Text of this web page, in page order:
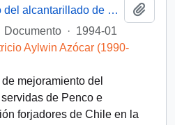
[Obras de mejoramiento del alcantarillado de aguas servidas de Penco e inauguración de población forjadores de Chile-Penco]
Documento · 1994-01
Aylwin Azócar (1990-
mejoramiento del
de Penco e
forjadores de Chile en la